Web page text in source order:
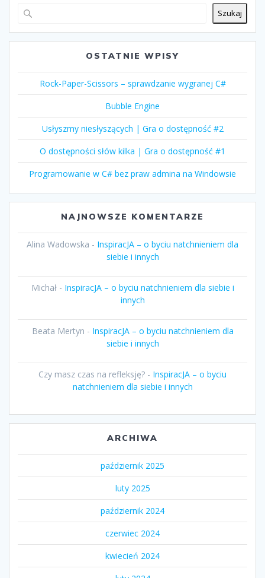
Szukaj
OSTATNIE WPISY
Rock-Paper-Scissors – sprawdzanie wygranej C#
Bubble Engine
Usłyszmy niesłyszących | Gra o dostępność #2
O dostępności słów kilka | Gra o dostępność #1
Programowanie w C# bez praw admina na Windowsie
NAJNOWSZE KOMENTARZE
Alina Wadowska - InspiracJA – o byciu natchnieniem dla
siebie i innych
Michał- InspiracJA – o byciu natchnieniem dla siebie i
innych
Beata Mertyn - InspiracJA – o byciu natchnieniem dla
siebie i innych
Czy masz czas na refleksję? - InspiracJA – o byciu
natchnieniem dla siebie i innych
ARCHIWA
październik 2025
luty 2025
październik 2024
czerwiec 2024
kwiecień 2024